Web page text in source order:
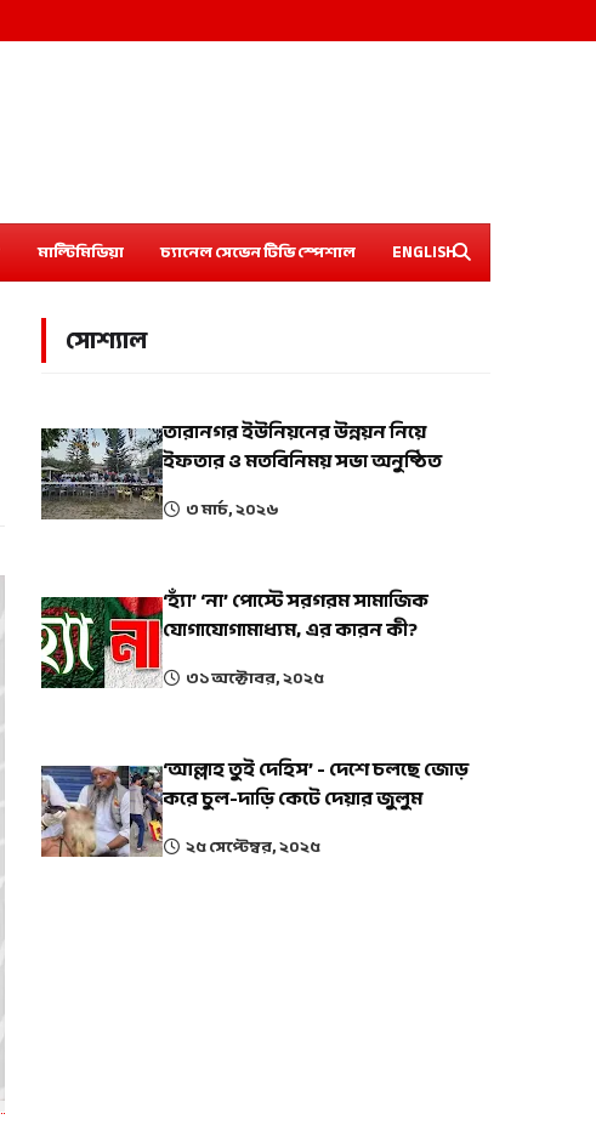
মাল্টিমিডিয়া চ্যানেল সেভেন টিভি স্পেশাল ENGLISH
সোশ্যাল
তারানগর ইউনিয়নের উন্নয়ন নিয়ে
ইফতার ও মতবিনিময় সভা অনুষ্ঠিত
৩ মার্চ, ২০২৬
‘হ্যাঁ’ ‘না’ পোস্টে সরগরম সামাজিক
যোগাযোগামাধ্যম, এর কারন কী?
৩১ অক্টোবর, ২০২৫
‘আল্লাহ তুই দেহিস’ - দেশে চলছে জোড়
করে চুল-দাড়ি কেটে দেয়ার জুলুম
২৫ সেপ্টেম্বর, ২০২৫